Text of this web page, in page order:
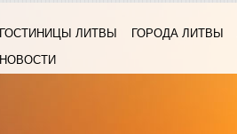
ГОСТИНИЦЫ ЛИТВЫ ГОРОДА ЛИТВЫ
НОВОСТИ